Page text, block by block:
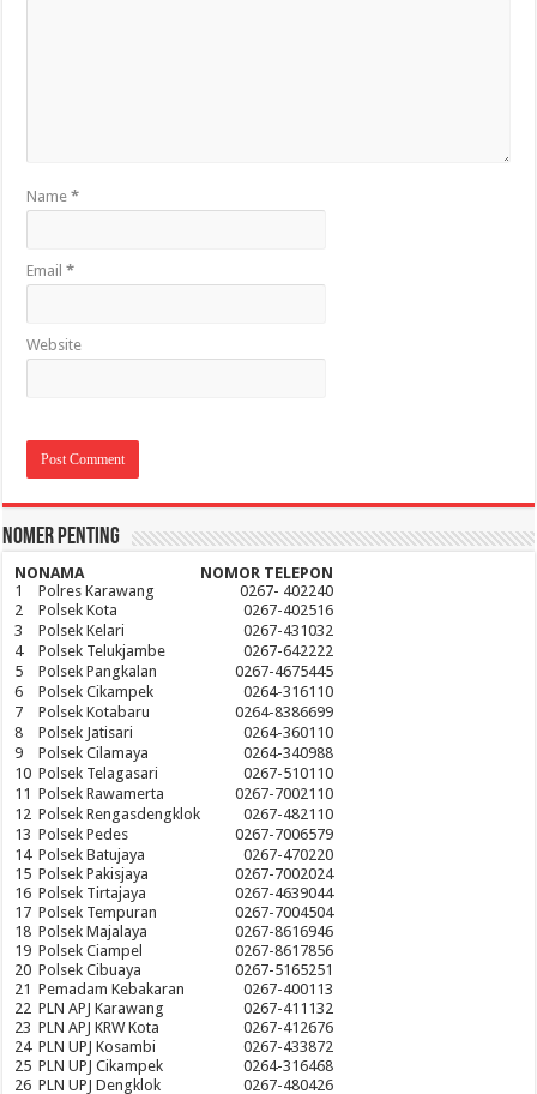
Name*
Email*
Website
Nomer Penting
NONAMA
NOMOR TELEPON
1
Polres Karawang
0267- 402240
2
Polsek Kota
0267-402516
3
Polsek Kelari
0267-431032
4
Polsek Telukjambe
0267-642222
5
Polsek Pangkalan
0267-4675445
6
Polsek Cikampek
0264-316110
7
Polsek Kotabaru
0264-8386699
8
Polsek Jatisari
0264-360110
9
Polsek Cilamaya
0264-340988
10 Polsek Telagasari
0267-510110
11 Polsek Rawamerta
0267-7002110
12 Polsek Rengasdengklok
0267-482110
13 Polsek Pedes
0267-7006579
14 Polsek Batujaya
0267-470220
15 Polsek Pakisjaya
0267-7002024
16 Polsek Tirtajaya
0267-4639044
17 Polsek Tempuran
0267-7004504
18 Polsek Majalaya
0267-8616946
19 Polsek Ciampel
0267-8617856
20 Polsek Cibuaya
0267-5165251
21 Pemadam Kebakaran
0267-400113
22 PLN APJ Karawang
0267-411132
23 PLN APJ KRW Kota
0267-412676
24 PLN UPJ Kosambi
0267-433872
25 PLN UPJ Cikampek
0264-316468
26 PLN UPJ Dengklok 0267-480426